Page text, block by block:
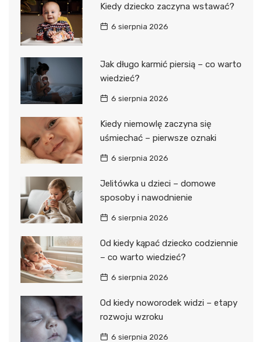
Kiedy dziecko zaczyna wstawać?
6 sierpnia 2026
Jak długo karmić piersią – co warto
wiedzieć?
6 sierpnia 2026
Kiedy niemowlę zaczyna się
uśmiechać – pierwsze oznaki
6 sierpnia 2026
Jelitówka u dzieci – domowe
sposoby i nawodnienie
6 sierpnia 2026
Od kiedy kąpać dziecko codziennie
– co warto wiedzieć?
6 sierpnia 2026
Od kiedy noworodek widzi – etapy
rozwoju wzroku
6 sierpnia 2026